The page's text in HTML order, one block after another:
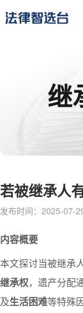
继
若被继承人
发布时间：2025-07-
内容概要
本文探讨当被继承
继承权，遗产分配
及生活困难等特殊